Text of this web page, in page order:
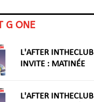
G ONE
L'AFTER INTHECLUB
INVITE : MATINÉE
L'AFTER INTHECLUB